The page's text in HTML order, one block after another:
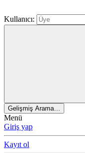
Kullanıcı:
Gelişmiş Arama…
Menü
Giriş yap
Kayıt ol